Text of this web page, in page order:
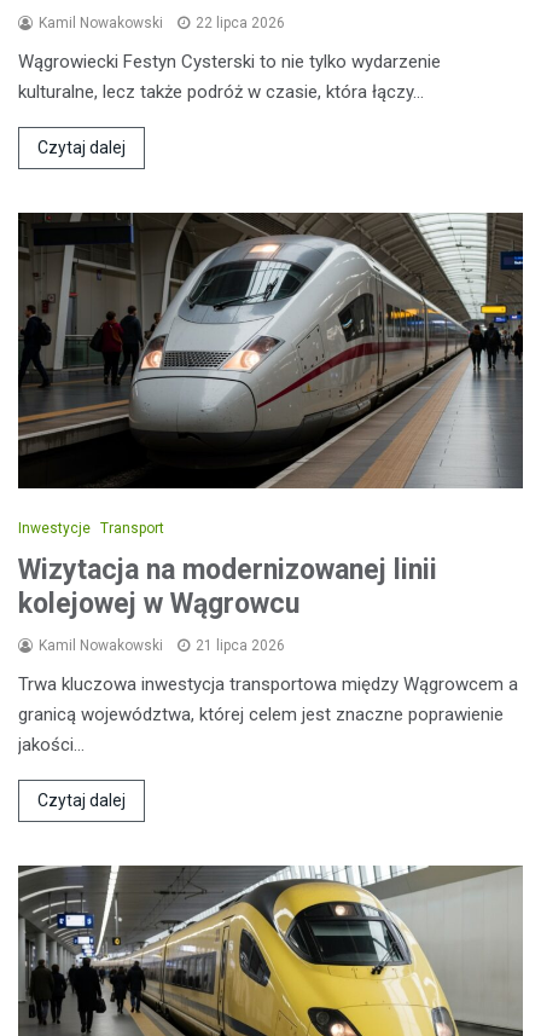
Kamil Nowakowski 22 lipca 2026
Wągrowiecki Festyn Cysterski to nie tylko wydarzenie
kulturalne, lecz także podróż w czasie, która łączy…
Czytaj dalej
Inwestycje Transport
Wizytacja na modernizowanej linii
kolejowej w Wągrowcu
Kamil Nowakowski 21 lipca 2026
Trwa kluczowa inwestycja transportowa między Wągrowcem a
granicą województwa, której celem jest znaczne poprawienie
jakości…
Czytaj dalej